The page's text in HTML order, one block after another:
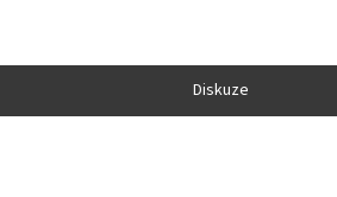
Diskuze